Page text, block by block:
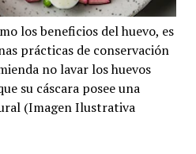
los beneficios del huevo, es
prácticas de conservación
no lavar los huevos
su cáscara posee una
(Imagen Ilustrativa